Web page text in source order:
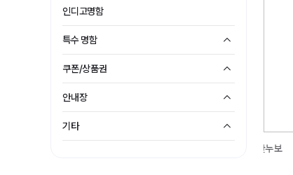
인디고명함
특수 명함
쿠폰/상품권
안내장
기타